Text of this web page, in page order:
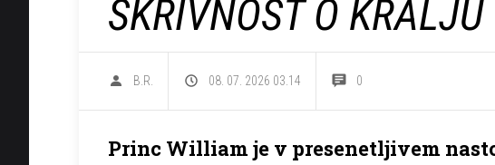
SKRIVNOST O
B.R. 08. 07. 2026 03.14 0
Princ William je v presenetljivem